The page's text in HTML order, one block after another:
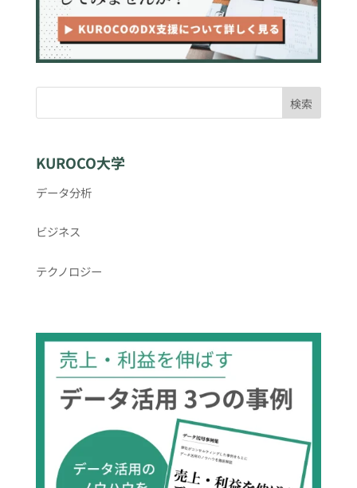
検索
KUROCO大学
データ分析
ビジネス
テクノロジー